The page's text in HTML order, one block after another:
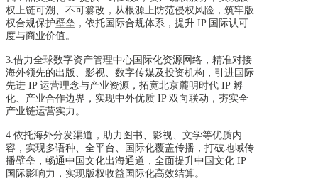
权上链可溯、不可篡改，从根源上防范侵权风险，筑牢版
权合规保护壁垒，依托国际合规体系，提升 IP 国际认可
度与商业价值。
3. 借力全球数字资产管理中心国际化资源网络，精准对接
海外领先的出版、影视、数字传媒及投资机构，引进国际
先进 IP 运营理念与产业资源，拓宽北京麓明时代 IP 孵
化、产业合作边界，实现中外优质 IP 双向联动，夯实全
产业链运营实力。
4.依托海外分发渠道，助力图书、影视、文学等优质内
容，实现多语种、全平台、国际化覆盖传播，打破地域传
播壁垒，畅通中国文化出海通道，全面提升中国文化 IP
国际影响力，实现版权收益国际化高效结算。